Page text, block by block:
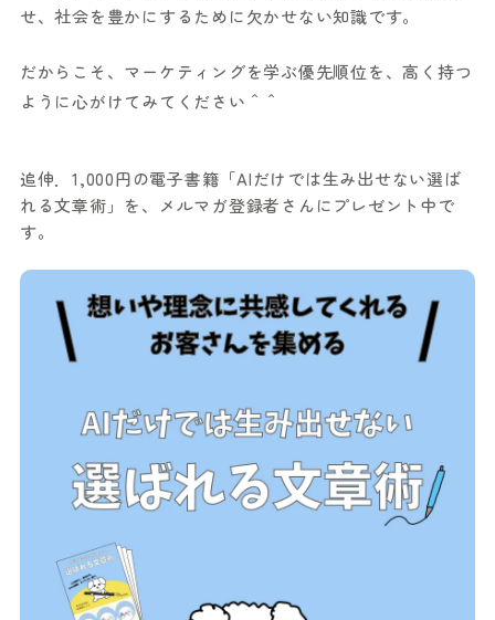
せ、社会を豊かにするために欠かせない知識です。
だからこそ、マーケティングを学ぶ優先順位を、高く持つ
ように心がけてみてください＾＾
追伸．1,000円の電子書籍「AIだけでは生み出せない選ば
れる文章術」を、メルマガ登録者さんにプレゼント中で
す。